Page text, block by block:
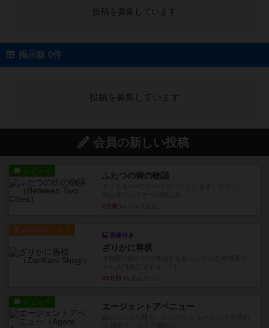
投稿を募集しています
掲示板 0件
投稿を募集しています
会員の新しい投稿
レビュー ふたつの街の物語
6分前
ルール/インスト
画像付き
ざりかに将棋
25分前
レビュー エージェントアベニュー